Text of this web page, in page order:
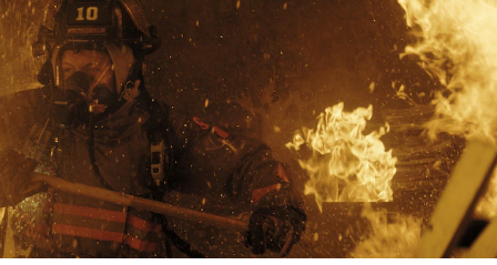
search
Suchbegriff
eingeben
© Krone Multimedia GmbH & Co KG 2026
Muthgasse 2, 1190 Wien